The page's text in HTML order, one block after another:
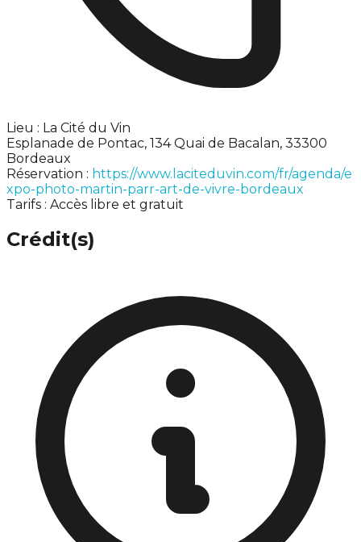
Lieu : La Cité du Vin
Esplanade de Pontac, 134 Quai de Bacalan, 33300
Bordeaux
Réservation : https://www.laciteduvin.com/fr/agenda/e
xpo-photo-martin-parr-art-de-vivre-bordeaux
Tarifs : Accès libre et gratuit
Crédit(s)